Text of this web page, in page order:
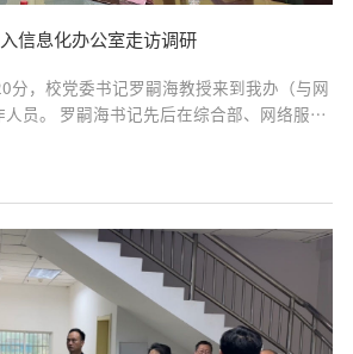
信息化办公室走访调研
分，校党委书记罗嗣海教授来到我办（与网
部、网络服务
责，询问大家的工作、...